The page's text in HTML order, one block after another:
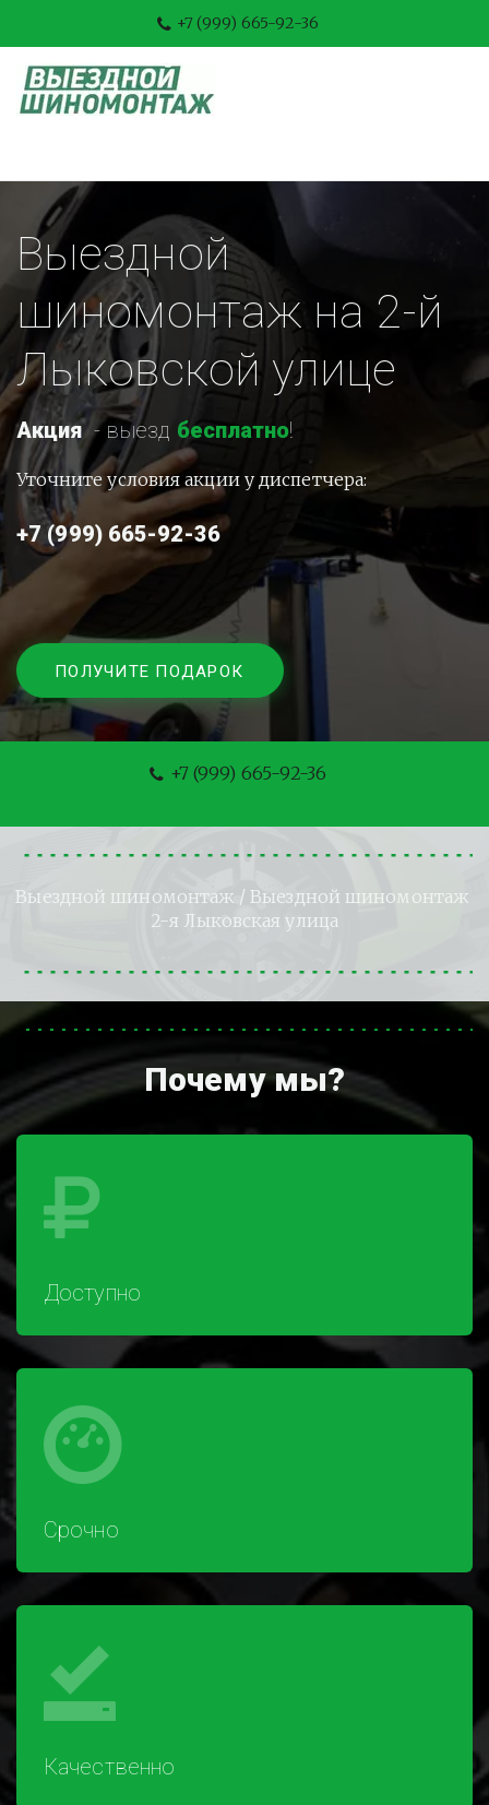
+7 (999) 665-92-36
Выездной
шиномонтаж на 2-й
Лыковской улице
Акция - выезд бесплатно!
Уточните условия акции у диспетчера:
+7 (999) 665-92-36
ПОЛУЧИТЕ ПОДАРОК
+7 (999) 665-92-36
Выездной шиномонтаж / Выездной шиномонтаж
2-я Лыковская улица
Почему мы?
Доступно
Срочно
Качественно